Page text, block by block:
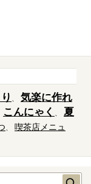
気楽に作れ
こんにゃく
夏
喫茶店メニュ